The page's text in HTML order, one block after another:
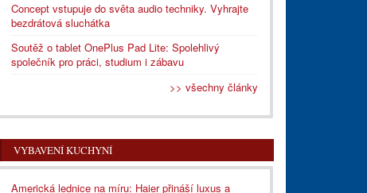
Concept vstupuje do světa audio techniky. Vyhrajte
bezdrátová sluchátka
Soutěž o tablet OnePlus Pad Lite: Spolehlivý
společník pro práci, studium i zábavu
>> všechny články
VYBAVENÍ KUCHYNÍ
Americká lednice na míru: Haier přináší luxus a